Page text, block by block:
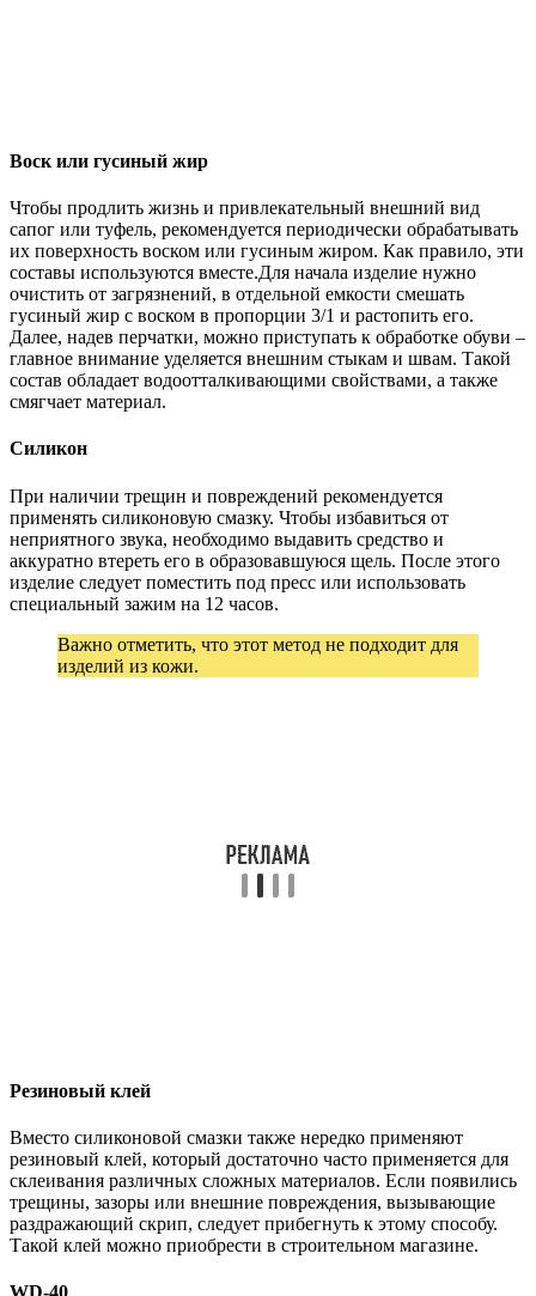
Воск или гусиный жир
Чтобы продлить жизнь и привлекательный внешний вид
сапог или туфель, рекомендуется периодически обрабатывать
их поверхность воском или гусиным жиром. Как правило, эти
составы используются вместе.Для начала изделие нужно
очистить от загрязнений, в отдельной емкости смешать
гусиный жир с воском в пропорции 3/1 и растопить его.
Далее, надев перчатки, можно приступать к обработке обуви –
главное внимание уделяется внешним стыкам и швам. Такой
состав обладает водоотталкивающими свойствами, а также
смягчает материал.
Силикон
При наличии трещин и повреждений рекомендуется
применять силиконовую смазку. Чтобы избавиться от
неприятного звука, необходимо выдавить средство и
аккуратно втереть его в образовавшуюся щель. После этого
изделие следует поместить под пресс или использовать
специальный зажим на 12 часов.
Важно отметить, что этот метод не подходит для
изделий из кожи.
Резиновый клей
Вместо силиконовой смазки также нередко применяют
резиновый клей, который достаточно часто применяется для
склеивания различных сложных материалов. Если появились
трещины, зазоры или внешние повреждения, вызывающие
раздражающий скрип, следует прибегнуть к этому способу.
Такой клей можно приобрести в строительном магазине.